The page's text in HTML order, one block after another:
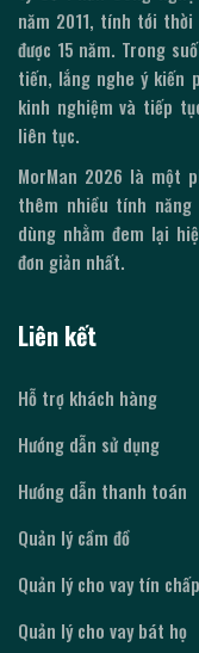
năm 2011, tính tới
được 15 năm. Trong
tiến, lắng nghe ý kiến
kinh nghiệm và tiếp
liên tục.
MorMan 2026 là một
thêm nhiều tính
dùng nhằm đem lại
đơn giản nhất.
Liên kết
Hỗ trợ khách hàng
Hướng dẫn sử dụng
Hướng dẫn thanh toán
Quản lý cầm đồ
Quản lý cho vay tín chấp
Quản lý cho vay bát họ